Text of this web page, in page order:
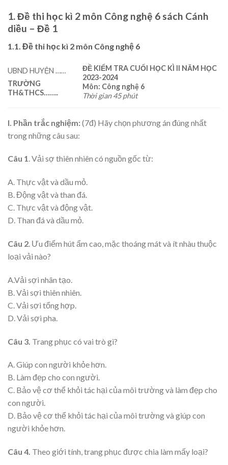
1. Đề thi học kì 2 môn Công nghệ 6 sách Cánh
diều – Đề 1
1.1. Đề thi học kì 2 môn Công nghệ 6
UBND HUYỆN ……
TRƯỜNG
TH&THCS……..
ĐỀ KIỂM TRA CUỐI HỌC KÌ II NĂM HỌC
2023-2024
Môn: Công nghệ 6
Thời gian 45 phút
I. Phần trắc nghiệm:(7đ) Hãy chọn phương án đúng nhất
trong những câu sau:
Câu 1. Vải sợ thiên nhiên có nguồn gốc từ:
A. Thực vật và dầu mỏ.
B. Động vật và than đá.
C. Thực vật và động vật.
D. Than đá và dầu mỏ.
Câu 2. Ưu điểm hút ẩm cao, mặc thoáng mát và ít nhàu thuộc
loại vải nào?
A.Vải sợi nhân tạo.
B. Vải sợi thiên nhiên.
C. Vải sợi tổng hợp.
D. Vải sợi pha.
Câu 3. Trang phục có vai trò gì?
A. Giúp con người khỏe hơn.
B. Làm đẹp cho con người.
C. Bảo vệ cơ thể khỏi tác hại của môi trường và làm đẹp cho
con người.
D. Bảo vệ cơ thể khỏi tác hại của môi trường và giúp con
người khỏe hơn.
Câu 4. Theo giới tính, trang phục được chia làm mấy loại?